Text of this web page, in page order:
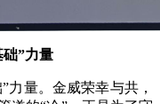
础”力量
量。金威荣幸与共，